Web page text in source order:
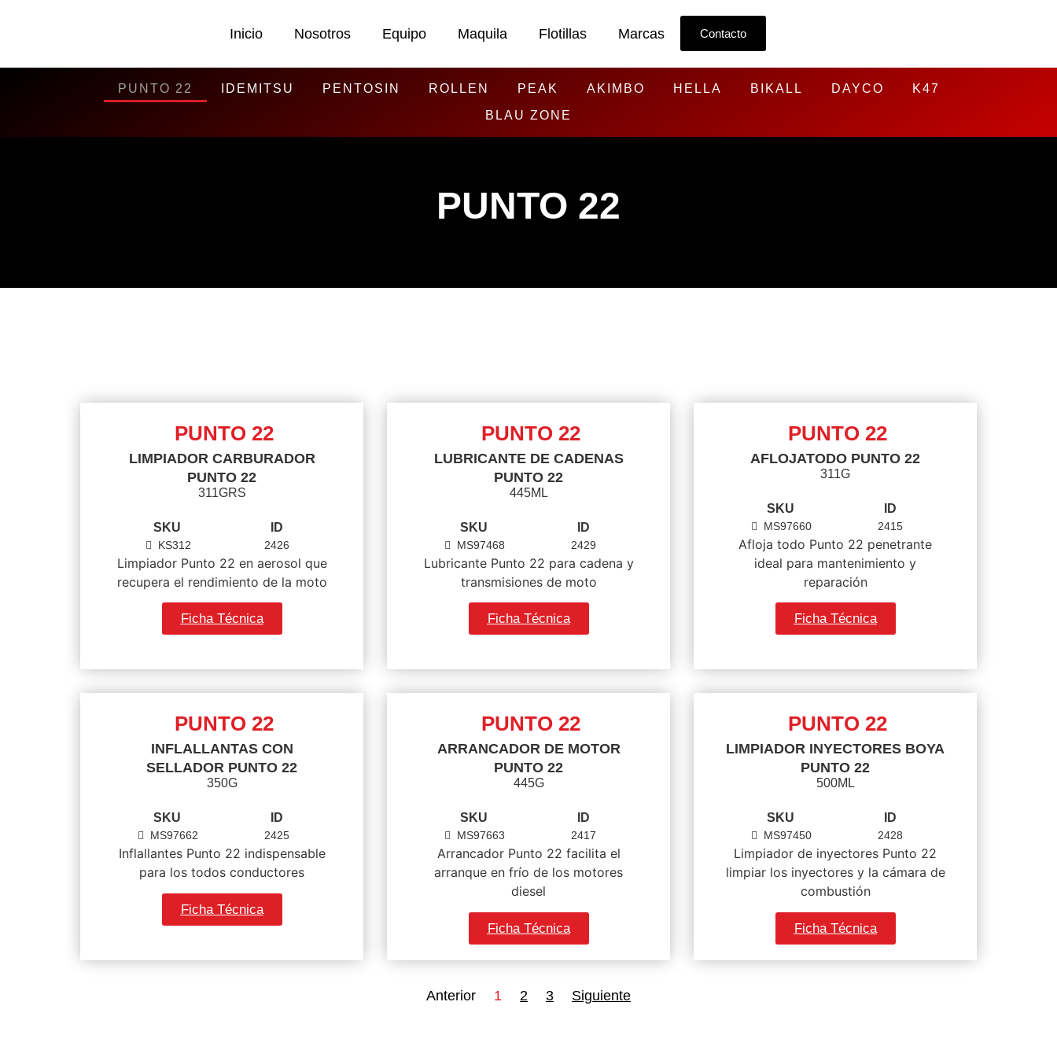
Inicio Nosotros Equipo Maquila Flotillas Marcas Contacto
PUNTO 22 IDEMITSU PENTOSIN ROLLEN PEAK AKIMBO HELLA BIKALL DAYCO
K47
BLAU ZONE
PUNTO 22
PUNTO 22
LIMPIADOR CARBURADOR
PUNTO 22
311GRS
SKU
KS312
ID
2426
Limpiador Punto 22 en aerosol que
recupera el rendimiento de la moto
Ficha Técnica
PUNTO 22
LUBRICANTE DE CADENAS
PUNTO 22
445ML
SKU
MS97468
ID
2429
Lubricante Punto 22 para cadena y
transmisiones de moto
Ficha Técnica
PUNTO 22
AFLOJATODO PUNTO 22
311G
SKU
MS97660
ID
2415
Afloja todo Punto 22 penetrante
ideal para mantenimiento y
reparación
Ficha Técnica
PUNTO 22
INFLALLANTAS CON
SELLADOR PUNTO 22
350G
SKU
MS97662
ID
2425
Inflallantes Punto 22 indispensable
para los todos conductores
Ficha Técnica
PUNTO 22
ARRANCADOR DE MOTOR
PUNTO 22
445G
SKU
MS97663
ID
2417
Arrancador Punto 22 facilita el
arranque en frío de los motores
diesel
Ficha Técnica
PUNTO 22
LIMPIADOR INYECTORES BOYA
PUNTO 22
500ML
SKU
MS97450
ID
2428
Limpiador de inyectores Punto 22
limpiar los inyectores y la cámara de
combustión
Ficha Técnica
Anterior 1 2 3 Siguiente